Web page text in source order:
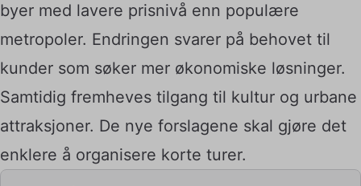
byer med lavere prisnivå enn populære
metropoler. Endringen svarer på behovet til
kunder som søker mer økonomiske løsninger.
Samtidig fremheves tilgang til kultur og urbane
attraksjoner. De nye forslagene skal gjøre det
enklere å organisere korte turer.